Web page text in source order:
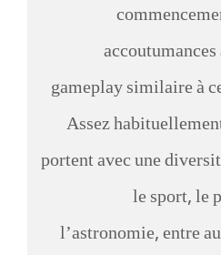
gameplay similaire à
Assez
portent avec une
le sport, le
l’astronomie, entre